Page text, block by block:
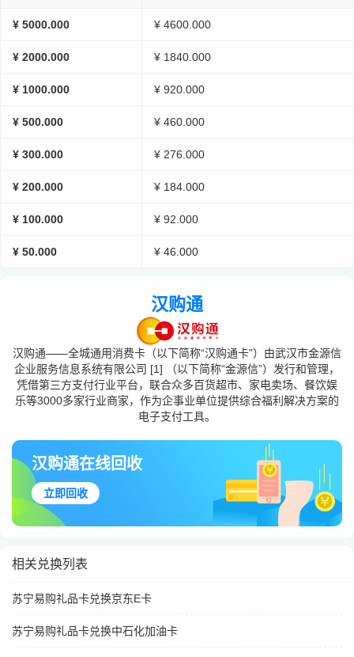
¥ 5000.000 ¥ 4600.000
¥ 2000.000 ¥ 1840.000
¥ 1000.000 ¥ 920.000
¥ 500.000 ¥ 460.000
¥ 300.000 ¥ 276.000
¥ 200.000 ¥ 184.000
¥ 100.000 ¥ 92.000
¥ 50.000 ¥ 46.000
汉购通
汉购通——全城通用消费卡（以下简称“汉购通卡”）由武汉市金源信
企业服务信息系统有限公司 [1] （以下简称“金源信”）发行和管理，
凭借第三方支付行业平台，联合众多百货超市、家电卖场、餐饮娱
乐等3000多家行业商家，作为企事业单位提供综合福利解决方案的
电子支付工具。
汉购通在线回收
立即回收
相关兑换列表
苏宁易购礼品卡兑换京东E卡
苏宁易购礼品卡兑换中石化加油卡